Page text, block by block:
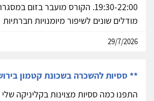
19:30-22:00. הקורס מועבר בזום
מודלים שונים לשיפור מיומנויות חברתיות
29/7/2026
** ססיות להשכרה בשכונת קטמון
התפנו כמה ססיות מצוינות בקליניקה